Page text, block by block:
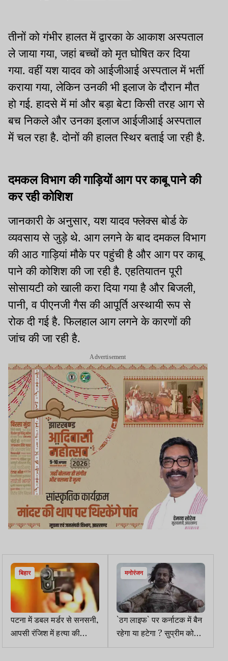
तीनों को गंभीर हालत में द्वारका के आकाश अस्पताल
ले जाया गया, जहां बच्चों को मृत घोषित कर दिया
गया. वहीं यश यादव को आईजीआई अस्पताल में भर्ती
कराया गया, लेकिन उनकी भी इलाज के दौरान मौत
हो गई. हादसे में मां और बड़ा बेटा किसी तरह आग से
बच निकले और उनका इलाज आईजीआई अस्पताल
में चल रहा है. दोनों की हालत स्थिर बताई जा रही है.
दमकल विभाग की गाड़ियों आग पर काबू पाने की
कर रही कोशिश
जानकारी के अनुसार, यश यादव फ्लेक्स बोर्ड के
व्यवसाय से जुड़े थे. आग लगने के बाद दमकल विभाग
की आठ गाड़ियां मौके पर पहुंची है और आग पर काबू
पाने की कोशिश की जा रही है. एहतियातन पूरी
सोसायटी को खाली करा दिया गया है और बिजली,
पानी, व पीएनजी गैस की आपूर्ति अस्थायी रूप से
रोक दी गई है. फिलहाल आग लगने के कारणों की
जांच की जा रही है.
Advertisement
बिहार
पटना में डबल मर्डर से सनसनी,
आपसी रंजिश में हत्या की
आशंका
मनोरंजन
`ठग लाइफ` पर कर्नाटक में बैन
रहेगा या हटेगा ? सुप्रीम कोर्ट
इस दिन सुनाएगी फैसला